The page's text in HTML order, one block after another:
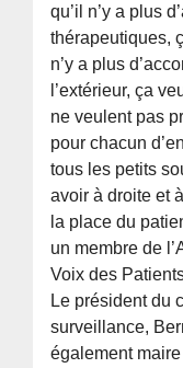
qu’il n’y a plus
thérapeutiques,
n’y a plus
l’extérieur, ça
ne veulent pas
pour chacun
tous les petits
avoir à droite et
la place du
un membre de
Voix des
Le président du
surveillance,
également